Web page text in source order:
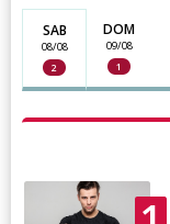
SAB
08/08
2
DOM
09/08
1